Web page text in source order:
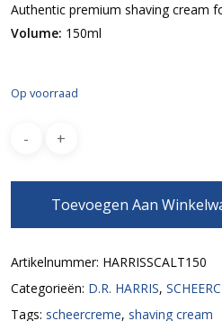
Authentic premium shaving cream
Volume: 150ml
Op voorraad
Toevoegen Aan
Artikelnummer: HARRISSCALT150
Categorieën: D.R. HARRIS,
Tags: scheercreme, shaving cream